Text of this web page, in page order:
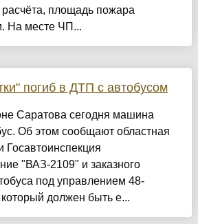
площадь пожара
На месте ЧП...
погиб в ДТП с автобусом
Саратова сегодня машина
Об этом сообщают областная
Госавтоинспекция
"ВАЗ-2109" и заказного
под управлением 48-
должен быть е...